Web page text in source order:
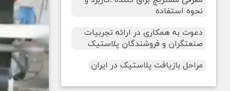
نحوه استفاده
دعوت به همکاری در ارائه تجربیات
صنعتگران و فروشندگان پلاستیک
مراحل بازیافت پلاستیک در ایران